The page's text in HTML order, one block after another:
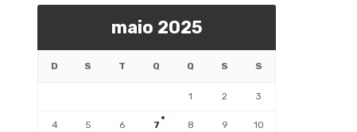
maio 2025
D S T Q Q S S
1 2 3
4 5 6 7 8 9 10